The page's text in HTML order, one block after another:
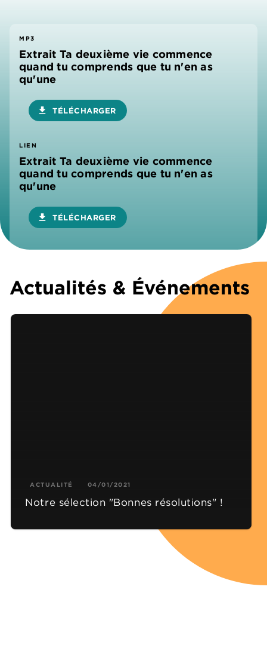
MP3
Extrait Ta deuxième vie commence
quand tu comprends que tu n'en as
qu'une
download TÉLÉCHARGER
LIEN
Extrait Ta deuxième vie commence
quand tu comprends que tu n'en as
qu'une
download TÉLÉCHARGER
Actualités & Événements
ACTUALITÉ 04/01/2021
Notre sélection "Bonnes résolutions" !